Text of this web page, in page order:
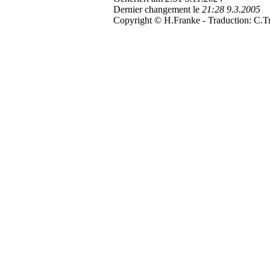
Dernier changement le 21:28 9.3.2005
Copyright © H.Franke - Traduction: